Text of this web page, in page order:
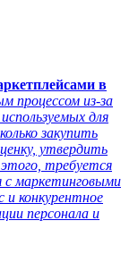
в
процессом из-за
для
закупить
утвердить
требуется
с маркетинговыми
конкурентное
персонала и